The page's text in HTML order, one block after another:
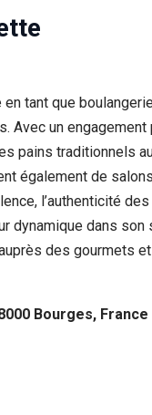
tant que
Avec un
pains traditionnels
également de
l’authenticité
dynamique dans
des gourmets
Bourges, France